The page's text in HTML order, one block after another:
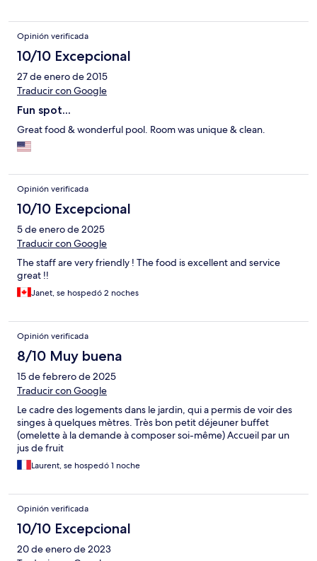
Opinión verificada
10/10 Excepcional
27 de enero de 2015
Traducir con Google
Fun spot...
Great food & wonderful pool. Room was unique & clean.
Opinión verificada
10/10 Excepcional
5 de enero de 2025
Traducir con Google
The staff are very friendly ! The food is excellent and service
great !!
Janet, se hospedó 2 noches
Opinión verificada
8/10 Muy buena
15 de febrero de 2025
Traducir con Google
Le cadre des logements dans le jardin, qui a permis de voir des
singes à quelques mètres. Très bon petit déjeuner buffet
(omelette à la demande à composer soi-même) Accueil par un
jus de fruit
Laurent, se hospedó 1 noche
Opinión verificada
10/10 Excepcional
20 de enero de 2023